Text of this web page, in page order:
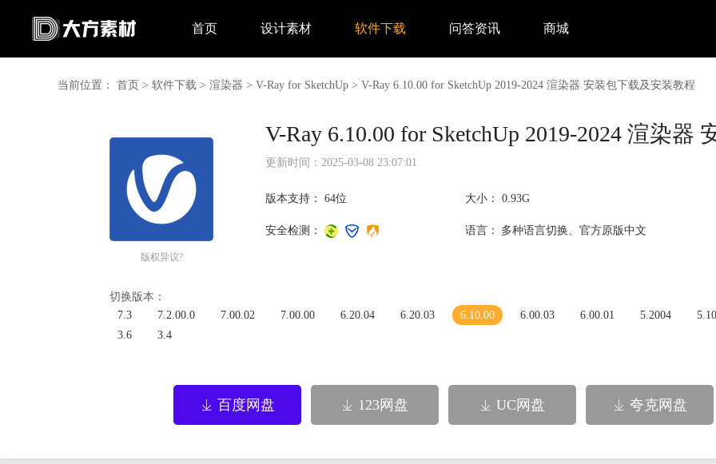
首页 设计素材 软件下载 问答资讯 商城
当前位置： 首页 > 软件下载 > 渲染器 > V-Ray for SketchUp > V-Ray 6.10.00 for SketchUp 2019-2024 渲染器 安装包下载及安装教程
版权异议?
V-Ray 6.10.00 for SketchUp 2019-2024 渲染器
更新时间：2025-03-08 23:07:01
版本支持： 64位 大小： 0.93G
安全检测： 语言： 多种语言切换、官方原版中文
切换版本：
7.3
7.2.00.0 7.00.02 7.00.00 6.20.04 6.20.03 6.10.00 6.00.03 6.00.01 5.2004
3.6
3.4
 百度网盘  123网盘  UC网盘  夸克网盘